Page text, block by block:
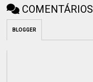
COMENTÁRIOS
BLOGGER